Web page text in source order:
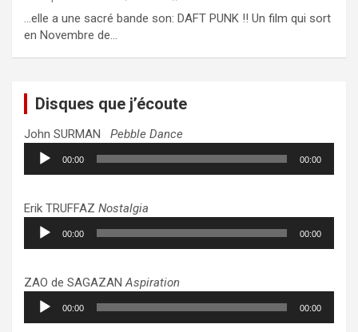
…elle a une sacré bande son: DAFT PUNK !! Un film qui sort
en Novembre de…
Disques que j’écoute
John SURMAN Pebble Dance
Lecteur
audio
00:00 00:00
Erik TRUFFAZ Nostalgia
Lecteur
audio
00:00 00:00
ZAO de SAGAZANAspiration
Lecteur
audio
00:00 00:00